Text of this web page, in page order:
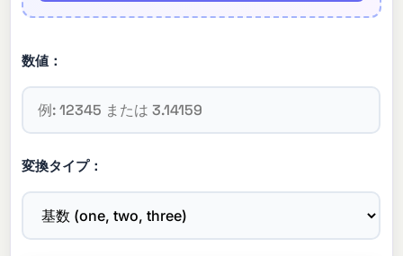
数値：
変換タイプ：